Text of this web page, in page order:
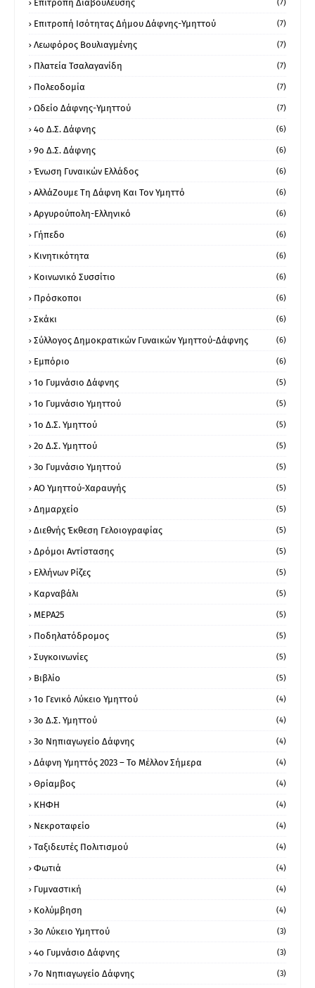
Επιτροπή Διαβούλευσης (7)
Επιτροπή Ισότητας Δήμου Δάφνης-Υμηττού (7)
Λεωφόρος Βουλιαγμένης (7)
Πλατεία Τσαλαγανίδη (7)
Πολεοδομία (7)
Ωδείο Δάφνης-Υμηττού (7)
4ο Δ.Σ. Δάφνης (6)
9ο Δ.Σ. Δάφνης (6)
Ένωση Γυναικών Ελλάδος (6)
ΑλλάΖουμε Τη Δάφνη Και Τον Υμηττό (6)
Αργυρούπολη-Ελληνικό (6)
Γήπεδο (6)
Κινητικότητα (6)
Κοινωνικό Συσσίτιο (6)
Πρόσκοποι (6)
Σκάκι (6)
Σύλλογος Δημοκρατικών Γυναικών Υμηττού-Δάφνης (6)
Εμπόριο (6)
1ο Γυμνάσιο Δάφνης (5)
1ο Γυμνάσιο Υμηττού (5)
1ο Δ.Σ. Υμηττού (5)
2ο Δ.Σ. Υμηττού (5)
3ο Γυμνάσιο Υμηττού (5)
ΑΟ Υμηττού-Χαραυγής (5)
Δημαρχείο (5)
Διεθνής Έκθεση Γελοιογραφίας (5)
Δρόμοι Αντίστασης (5)
Ελλήνων Ρίζες (5)
Καρναβάλι (5)
ΜΕΡΑ25 (5)
Ποδηλατόδρομος (5)
Συγκοινωνίες (5)
Βιβλίο (5)
1ο Γενικό Λύκειο Υμηττού (4)
3ο Δ.Σ. Υμηττού (4)
3ο Νηπιαγωγείο Δάφνης (4)
Δάφνη Υμηττός 2023 – Το Μέλλον Σήμερα (4)
Θρίαμβος (4)
ΚΗΦΗ (4)
Νεκροταφείο (4)
Ταξιδευτές Πολιτισμού (4)
Φωτιά (4)
Γυμναστική (4)
Κολύμβηση (4)
3ο Λύκειο Υμηττού (3)
4ο Γυμνάσιο Δάφνης (3)
7ο Νηπιαγωγείο Δάφνης (3)